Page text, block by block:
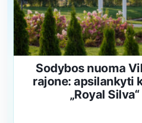
Sodybos nuoma
rajone: apsilankyti
„Royal Silva“